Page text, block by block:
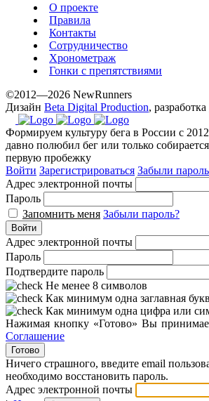
О проекте
Правила
Контакты
Сотрудничество
Хронометраж
Гонки с препятствиями
©2012—2026 NewRunners
Дизайн Beta Digital Production, разработка
Формируем культуру бега в России с
давно полюбил бег или только
первую пробежку
Войти Зарегистрироваться Забыли
Адрес электронной почты
Пароль
Запомнить меня Забыли пароль?
Войти
Адрес электронной почты
Пароль
Подтвердите пароль
Не менее 8 символов
Как минимум одна заглавная
Как минимум одна цифра или
Нажимая кнопку «Готово» Вы
Соглашение
Готово
Ничего страшного, введите email
необходимо восстановить пароль.
Адрес электронной почты